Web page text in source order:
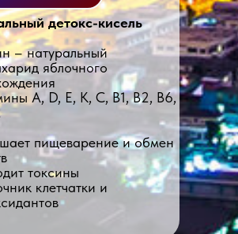
детокс-кисель
– натуральный
яблочного
A, D, E, K, C, B1, B2, B6,
пищеварение и обмен
токсины
клетчатки и